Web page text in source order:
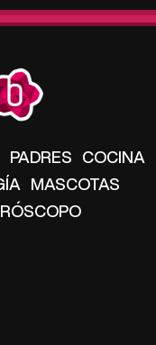
PADRES COCINA
MASCOTAS